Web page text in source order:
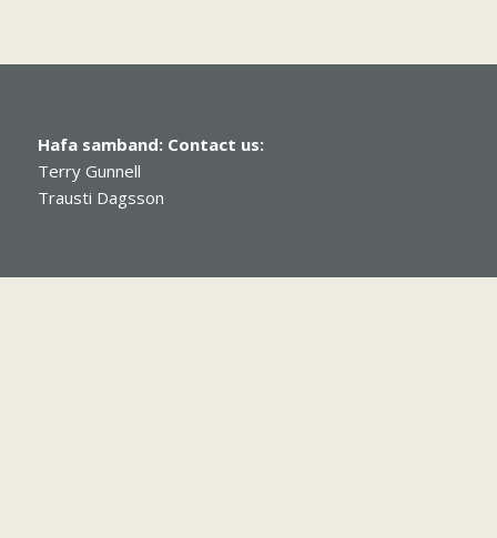
Hafa samband: Contact us:
Terry Gunnell
Trausti Dagsson